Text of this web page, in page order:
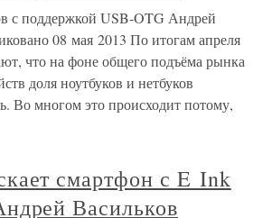
с поддержкой USB-OTG Андрей
08 мая 2013 По итогам апреля
что на фоне общего подъёма рынка
доля ноутбуков и нетбуков
Во многом это происходит потому,
смартфон с E Ink
Васильков